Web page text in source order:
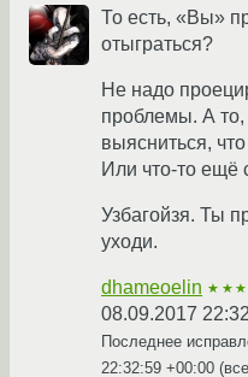
То есть, «Вы»
отыграться?
Не надо
проблемы. А
выясниться,
Или что-то ещё
Узбагойзя. Ты
уходи.
dhameoelin
08.09.2017
Последнее
22:32:59 +00:00